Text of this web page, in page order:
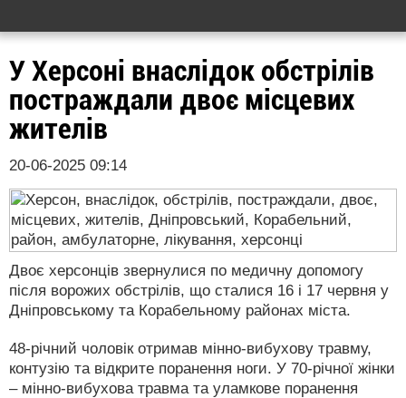
У Херсоні внаслідок обстрілів
постраждали двоє місцевих
жителів
20-06-2025 09:14
Двоє херсонців звернулися по медичну допомогу
після ворожих обстрілів, що сталися 16 і 17 червня у
Дніпровському та Корабельному районах міста.
48-річний чоловік отримав мінно-вибухову травму,
контузію та відкрите поранення ноги. У 70-річної жінки
– мінно-вибухова травма та уламкове поранення